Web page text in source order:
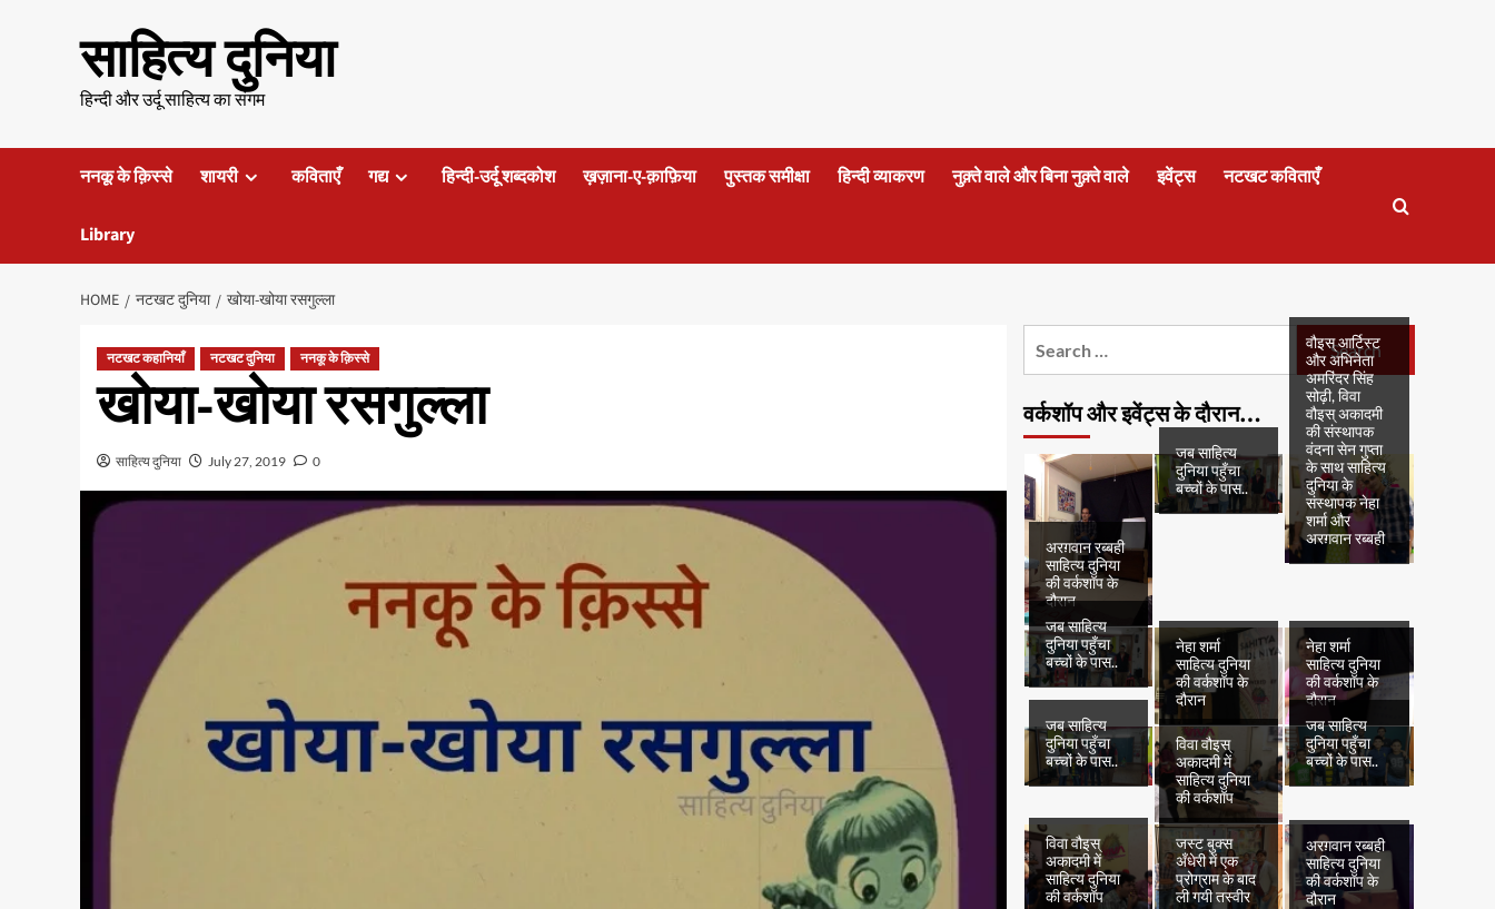
साहित्य दुनिया
हिन्दी और उर्दू साहित्य का संगम
ननकू के क़िस्से शायरी कविताएँ गद्य हिन्दी-उर्दू शब्दकोश ख़ज़ाना-ए-क़ाफ़िया पुस्तक समीक्षा हिन्दी व्याकरण नुक़्ते वाले और बिना नुक़्ते वाले इवेंट्स नटखट कविताएँ
Library
HOME नटखट दुनिया खोया-खोया रसगुल्ला
नटखट कहानियाँ नटखट दुनिया ननकू के क़िस्से
खोया-खोया रसगुल्ला
साहित्य दुनिया July 27, 2019 0
वर्कशॉप और इवेंट्स के दौरान…
अरग़वान रब्बही
साहित्य दुनिया
की वर्कशॉप के
दौरान
जब साहित्य
दुनिया पहुँचा
बच्चों के पास..
वौइस् आर्टिस्ट
और अभिनेता
अमरिंदर सिंह
सोढ़ी, विवा
वौइस् अकादमी
की संस्थापक
वंदना सेन गुप्ता
के साथ साहित्य
दुनिया के
संस्थापक नेहा
शर्मा और
अरग़वान रब्बही
जब साहित्य
दुनिया पहुँचा
बच्चों के पास..
नेहा शर्मा
साहित्य दुनिया
की वर्कशॉप के
दौरान
नेहा शर्मा
साहित्य दुनिया
की वर्कशॉप के
दौरान
जब साहित्य
दुनिया पहुँचा
बच्चों के पास..
विवा वौइस्
अकादमी में
साहित्य दुनिया
की वर्कशॉप
जब साहित्य
दुनिया पहुँचा
बच्चों के पास..
विवा वौइस्
अकादमी में
साहित्य दुनिया
की वर्कशॉप
जस्ट बुक्स
अँधेरी में एक
प्रोग्राम के बाद
ली गयी तस्वीर
अरग़वान रब्बही
साहित्य दुनिया
की वर्कशॉप के
दौरान